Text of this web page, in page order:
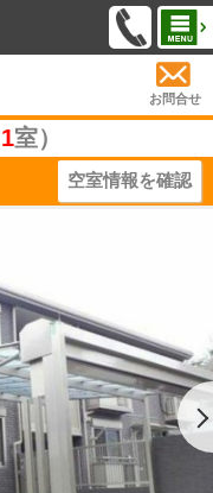
お問合せ
1室）
空室情報を確認